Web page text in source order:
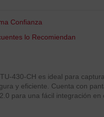
Confianza
lo Recomiendan
430-CH es ideal para
y eficiente. Cuenta con
para una fácil integración en